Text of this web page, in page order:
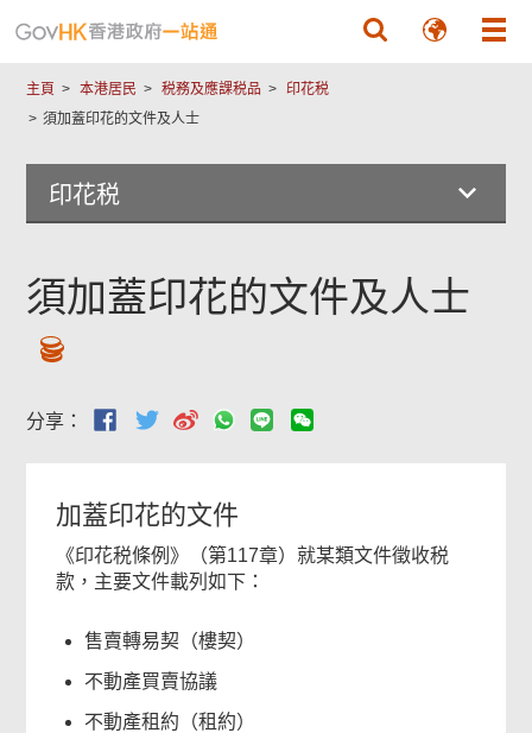
主頁 本港居民 税務及應課税品
印花税
須加蓋印花的文件及人士
印花税
須加蓋印花的文件及人士
分享：
加蓋印花的文件
《印花税條例》（第117章）就某類文件徵收税
款，主要文件載列如下：
售賣轉易契（樓契）
不動產買賣協議
不動產租約（租約）